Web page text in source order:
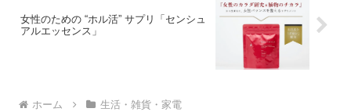
女性のための “ホル活” サプリ「センシュ
アルエッセンス」
ホーム 生活・雑貨・家電